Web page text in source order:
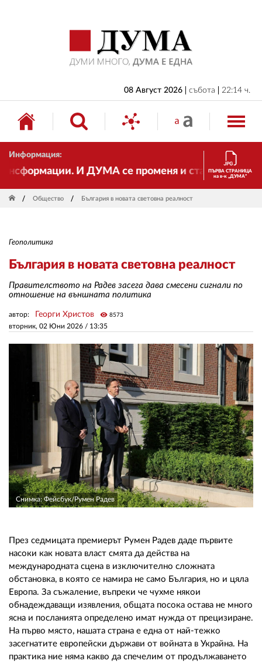
08 Август 2026 събота 22:14 ч.
Информация:
И ДУМА се променя и става
ПЪРВА СТРАНИЦА
на в-к „ДУМА“
Общество България в новата световна реалност
Снимка: Фейсбук/Румен Радев
Геополитика
България в новата световна реалност
Правителството на Радев засега дава смесени сигнали по
отношение на външната политика
вторник, 02 Юни 2026 / 13:35
автор: Георги Христов visibility 8573
През седмицата премиерът Румен Радев даде първите
насоки как новата власт смята да действа на
международната сцена в изключително сложната
обстановка, в която се намира не само България, но и цяла
Европа. За съжаление, въпреки че чухме някои
обнадеждаващи изявления, общата посока остава не много
ясна и посланията определено имат нужда от прецизиране.
На първо място, нашата страна е една от най-тежко
засегнатите европейски държави от войната в Украйна. На
практика ние няма какво да спечелим от продължаването
БЪЛГАРИЯ
ИКОНОМИКА
ИЗБОРИ
СВЯТ
ЗА НАС
АВТОРИ
КОНТАКТИ
РЕКЛАМА
АБОНАМЕНТ
УСЛОВИЯ ЗА ПОЛЗВАНЕ
ПОЛИТИКА ЗА БИСКВИТКИТЕ
ПОЛИТИКАТА ЗА
ПОВЕРИТЕЛНОСТ